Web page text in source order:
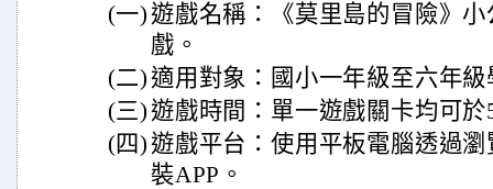
(一) 遊戲名稱：《莫里島的冒險》
戲。
(二) 適用對象：國小一年級至六年
(三) 遊戲時間：單一遊戲關卡均可
(四) 遊戲平台：使用平板電腦透過
裝APP。